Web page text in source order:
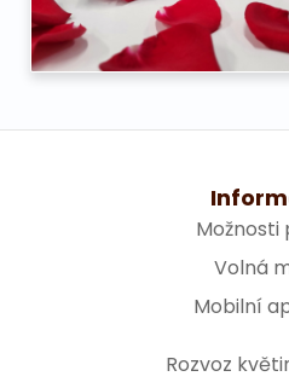
Volná
Mobilní
Rozvoz